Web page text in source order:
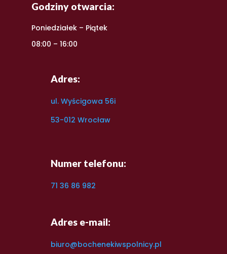
Godziny otwarcia:
Poniedziałek – Piątek
08:00 – 16:00
Adres:
ul. Wyścigowa 56i
53-012 Wrocław
Numer telefonu:
71 36 86 982
Adres e-mail:
biuro@bochenekiwspolnicy.pl